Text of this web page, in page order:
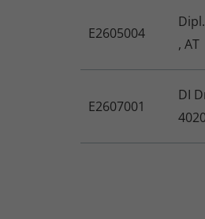
E2605004
, AT
E2607001
DI